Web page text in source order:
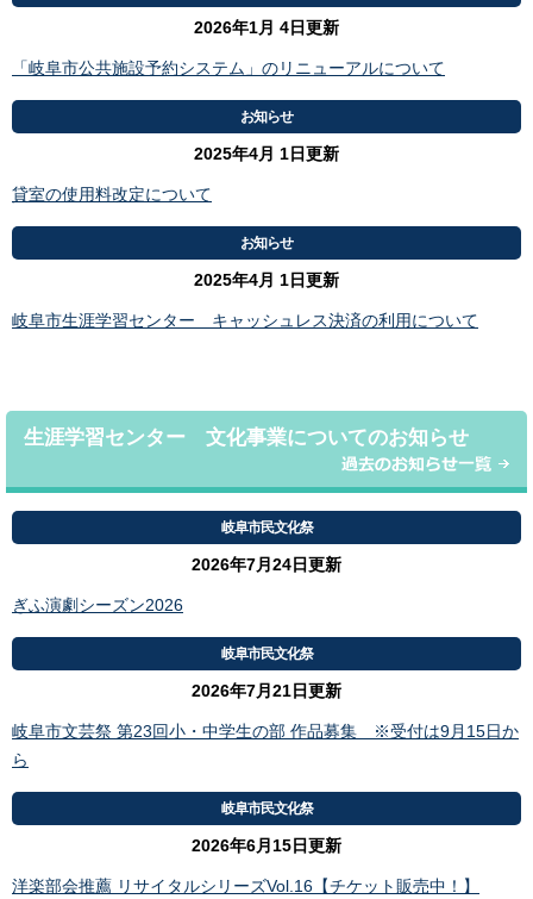
2026年1月 4日更新
「岐阜市公共施設予約システム」のリニューアルについて
お知らせ
2025年4月 1日更新
貸室の使用料改定について
お知らせ
2025年4月 1日更新
岐阜市生涯学習センター キャッシュレス決済の利用について
生涯学習センター 文化事業についてのお知らせ
岐阜市民文化祭
2026年7月24日更新
ぎふ演劇シーズン2026
岐阜市民文化祭
2026年7月21日更新
岐阜市文芸祭 第23回小・中学生の部 作品募集 ※受付は9月15日か
ら
岐阜市民文化祭
2026年6月15日更新
洋楽部会推薦 リサイタルシリーズVol.16【チケット販売中！】